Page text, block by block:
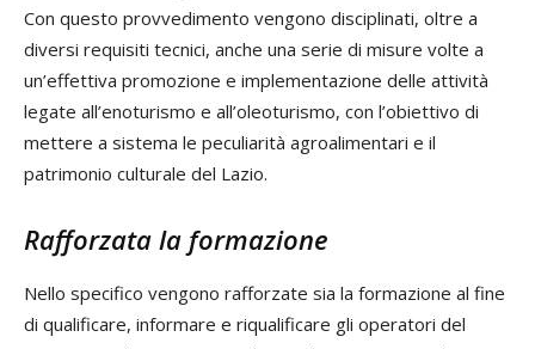
Con questo provvedimento vengono disciplinati, oltre a
diversi requisiti tecnici, anche una serie di misure volte a
un’effettiva promozione e implementazione delle attività
legate all’enoturismo e all’oleoturismo, con l’obiettivo di
mettere a sistema le peculiarità agroalimentari e il
patrimonio culturale del Lazio.
Rafforzata la formazione
Nello specifico vengono rafforzate sia la formazione al fine
di qualificare, informare e riqualificare gli operatori del